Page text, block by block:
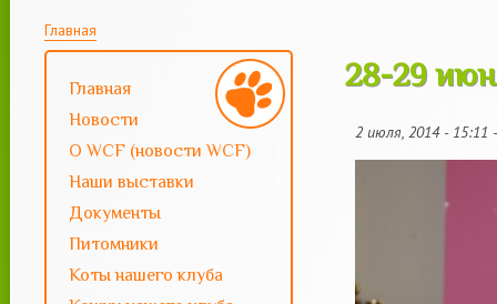
Вы здесь
Главная
Главная
Новости
О WCF (новости WCF)
Наши выставки
Документы
Питомники
Коты нашего клуба
28-29
28-29
2 июля, 2014 - 15:11
motya